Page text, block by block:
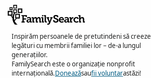
Inspirăm persoanele de pretutindeni să creeze
legături cu membrii familiei lor – de-a lungul
generațiilor.
FamilySearch este o organizație nonprofit
internațională.Doneazăsaufii voluntarastăzi!